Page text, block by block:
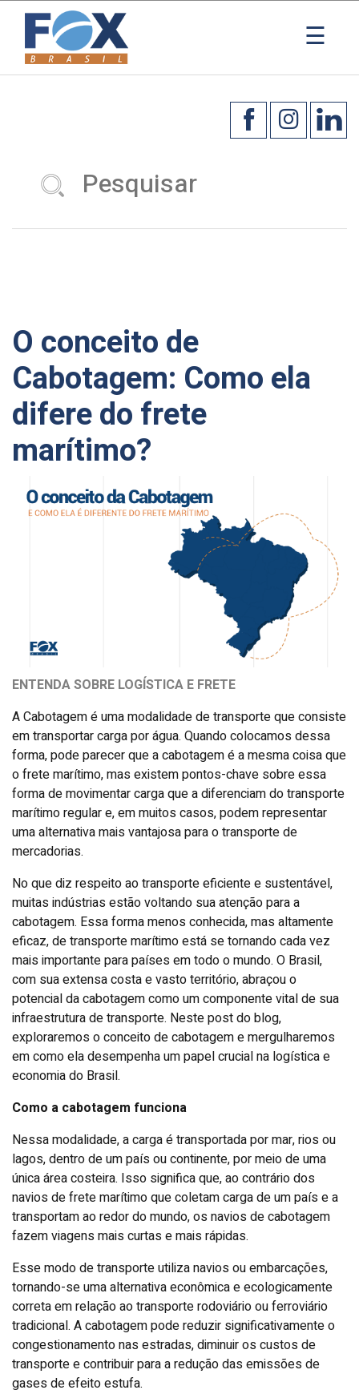
☰×
O conceito de
Cabotagem: Como ela
difere do frete
marítimo?
ENTENDA SOBRE LOGÍSTICA E FRETE
A Cabotagem é uma modalidade de transporte que consiste
em transportar carga por água. Quando colocamos dessa
forma, pode parecer que a cabotagem é a mesma coisa que
o frete marítimo, mas existem pontos-chave sobre essa
forma de movimentar carga que a diferenciam do transporte
marítimo regular e, em muitos casos, podem representar
uma alternativa mais vantajosa para o transporte de
mercadorias.
No que diz respeito ao transporte eficiente e sustentável,
muitas indústrias estão voltando sua atenção para a
cabotagem. Essa forma menos conhecida, mas altamente
eficaz, de transporte marítimo está se tornando cada vez
mais importante para países em todo o mundo. O Brasil,
com sua extensa costa e vasto território, abraçou o
potencial da cabotagem como um componente vital de sua
infraestrutura de transporte. Neste post do blog,
exploraremos o conceito de cabotagem e mergulharemos
em como ela desempenha um papel crucial na logística e
economia do Brasil.
Como a cabotagem funciona
Nessa modalidade, a carga é transportada por mar, rios ou
lagos, dentro de um país ou continente, por meio de uma
única área costeira. Isso significa que, ao contrário dos
navios de frete marítimo que coletam carga de um país e a
transportam ao redor do mundo, os navios de cabotagem
fazem viagens mais curtas e mais rápidas.
Esse modo de transporte utiliza navios ou embarcações,
tornando-se uma alternativa econômica e ecologicamente
correta em relação ao transporte rodoviário ou ferroviário
tradicional. A cabotagem pode reduzir significativamente o
congestionamento nas estradas, diminuir os custos de
transporte e contribuir para a redução das emissões de
gases de efeito estufa.